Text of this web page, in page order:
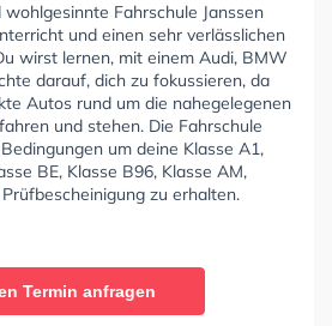
Fahrschule Janssen
und einen sehr verlässlichen
wirst lernen, mit einem Audi, BMW
darauf, dich zu fokussieren, da
Autos rund um die nahegelegenen
und stehen. Die Fahrschule
um deine Klasse A1,
BE, Klasse B96, Klasse AM,
zu erhalten.
Termin anfragen